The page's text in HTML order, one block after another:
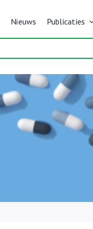
Nieuws Publicaties